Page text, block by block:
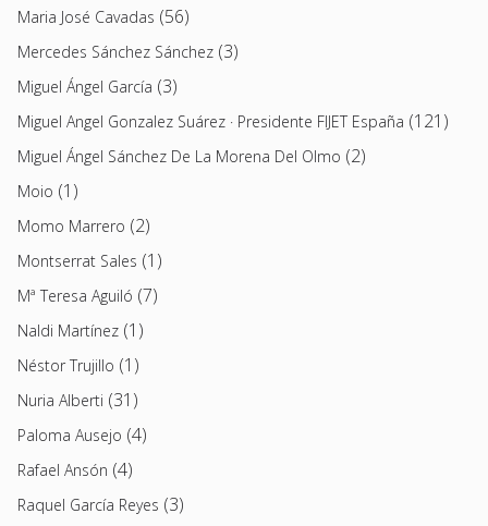
Maria José Cavadas (56)
Mercedes Sánchez Sánchez (3)
Miguel Ángel García (3)
Miguel Angel Gonzalez Suárez · Presidente FIJET España (121)
Miguel Ángel Sánchez De La Morena Del Olmo (2)
Moio (1)
Momo Marrero (2)
Montserrat Sales (1)
Mª Teresa Aguiló (7)
Naldi Martínez (1)
Néstor Trujillo (1)
Nuria Alberti (31)
Paloma Ausejo (4)
Rafael Ansón (4)
Raquel García Reyes (3)